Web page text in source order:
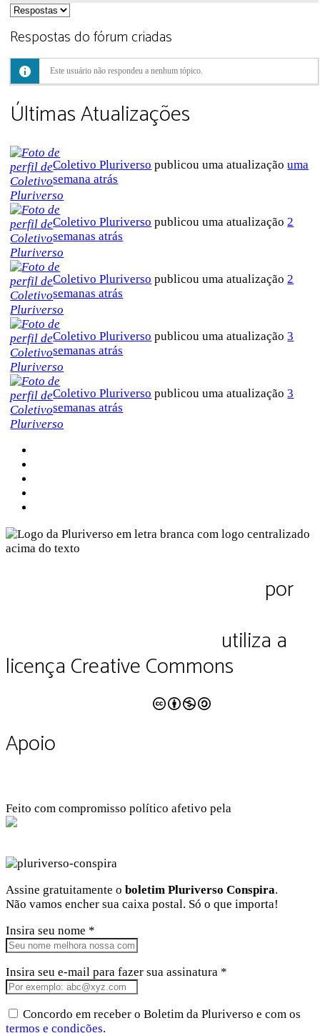
Respostas do fórum criadas
Este usuário não respondeu a nenhum tópico.
Últimas Atualizações
Coletivo Pluriverso publicou uma atualizaçãouma
semana atrás
Coletivo Pluriverso publicou uma atualização2
semanas atrás
Coletivo Pluriverso publicou uma atualização2
semanas atrás
Coletivo Pluriverso publicou uma atualização3
semanas atrás
Coletivo Pluriverso publicou uma atualização3
semanas atrás
por
utiliza a
licença Creative Commons
Apoio
Feito com compromisso político afetivo pela
Assine gratuitamente o boletim Pluriverso Conspira.
Não vamos encher sua caixa postal. Só o que importa!
Insira seu nome *
Insira seu e-mail para fazer sua assinatura *
Concordo em receber o Boletim da Pluriverso e com os
termos e condições.